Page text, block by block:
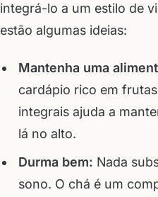
integrá-lo a um estilo de
estão algumas ideias:
Mantenha uma
cardápio rico em
integrais ajuda a
lá no alto.
Durma bem: Nada
sono. O chá é um